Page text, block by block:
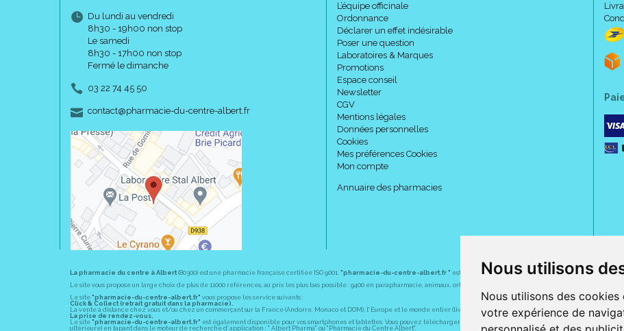
Nous utilisons
Nous utilisons des
votre expérience de
Du lundi au vendredi
8h30 - 19h00 non stop
Le samedi
8h30 - 17h00 non stop
Fermé le dimanche
03 22 74 45 50
contact-
@-
pharmacie-du-centre-albert.fr
L’équipe officinale
Ordonnance
Déclarer un effet indésirable
Poser une question
Laboratoires & Marques
Promotions
Espace conseil
Newsletter
CGV
Mentions légales
Données personnelles
Cookies
Mes préférences Cookies
Mon compte
Annuaire des pharmacies
La pharmacie du centre à Albert(80300) est une pharmacie française certifiée ISO 9001. "pharmacie-du-centre-albert.fr " est le site internet de la pharmacie du centre
, 32 rue
Le site vous propose un large choix de plus de 11000 références, au prix les plus bas possible : 9400 en parapharmacie, animaux, orthopédie, matériel médical. 1700 en médicaments sans
Le site "pharmacie-du-centre-albert.fr" vous propose les service suivants :
Click & Collect (retrait gratuit dans la pharmacie).
La vente à distance chez vous et/ou chez un commerçant sur la France (Andorre, Monaco et DOM), l' Europe et le monde entier (livraison assuré par Colissimo et ses partenaires à l'
La prise de rendez-vous.
Le site "pharmacie-du-centre-albert.fr" est également disponible pour vos smartphones et tablettes. Vous pouvez télécharger gratuitement l' application sur l' AppStore (pour iPhone,
ultérieure) en tapant dans le moteur de recherche d' application : " Albert Pharma" ou "Pharmacie du Centre Albert".